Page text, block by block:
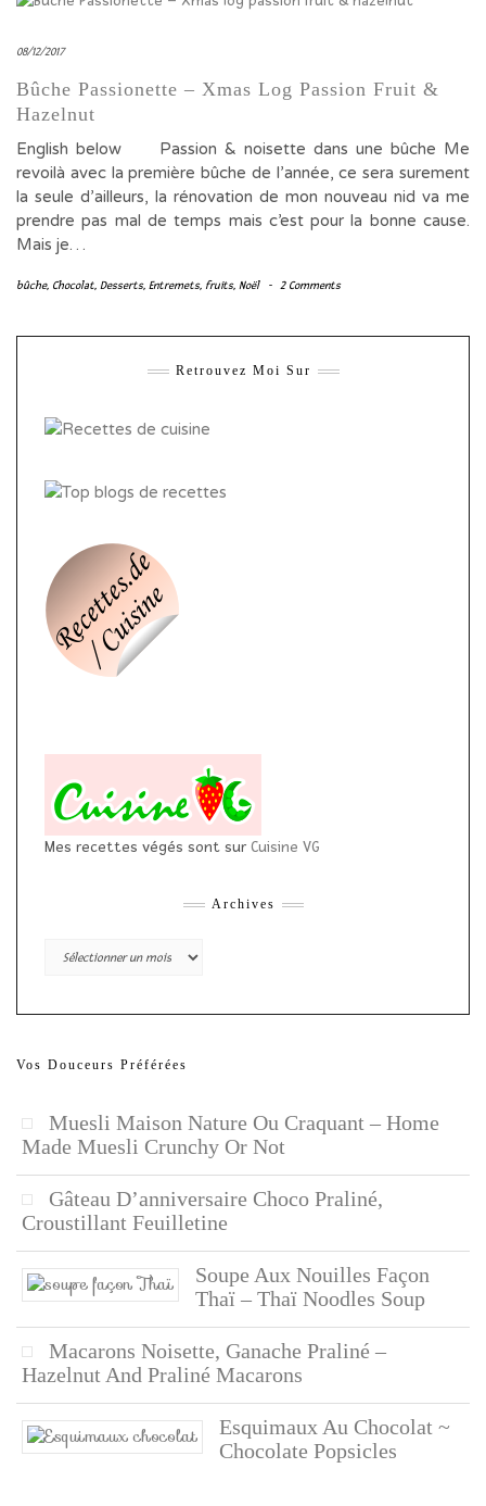
08/12/2017
Bûche Passionette – Xmas Log Passion Fruit &
Hazelnut
English below Passion & noisette dans une bûche Me
revoilà avec la première bûche de l’année, ce sera surement
la seule d’ailleurs, la rénovation de mon nouveau nid va me
prendre pas mal de temps mais c’est pour la bonne cause.
Mais je…
bûche, Chocolat, Desserts, Entremets, fruits, Noël - 2 Comments
Retrouvez Moi Sur
Mes recettes végés sont sur Cuisine VG
Archives
Archives
Vos Douceurs Préférées
Muesli Maison Nature Ou Craquant – Home
Made Muesli Crunchy Or Not
Gâteau D’anniversaire Choco Praliné,
Croustillant Feuilletine
Soupe Aux Nouilles Façon
Thaï – Thaï Noodles Soup
Macarons Noisette, Ganache Praliné –
Hazelnut And Praliné Macarons
Esquimaux Au Chocolat ~
Chocolate Popsicles